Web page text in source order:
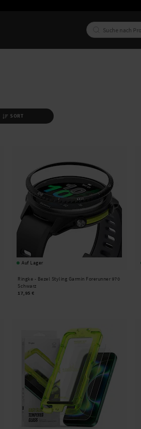
SORT
Auf Lager
Ringke - Bezel Styling Garmin Forerunner 970
Schwarz
17,95 €